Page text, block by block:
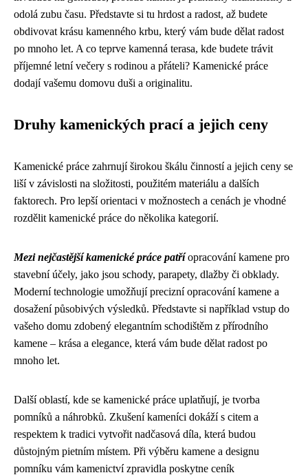
odolá zubu času. Představte si tu hrdost a radost, až budete
obdivovat krásu kamenného krbu, který vám bude dělat radost
po mnoho let. A co teprve kamenná terasa, kde budete trávit
příjemné letní večery s rodinou a přáteli? Kamenické práce
dodají vašemu domovu duši a originalitu.
Druhy kamenických prací a jejich ceny
Kamenické práce zahrnují širokou škálu činností a jejich ceny se
liší v závislosti na složitosti, použitém materiálu a dalších
faktorech. Pro lepší orientaci v možnostech a cenách je vhodné
rozdělit kamenické práce do několika kategorií.
Mezi nejčastější kamenické práce patříopracování kamene pro
stavební účely, jako jsou schody, parapety, dlažby či obklady.
Moderní technologie umožňují precizní opracování kamene a
dosažení působivých výsledků. Představte si například vstup do
vašeho domu zdobený elegantním schodištěm z přírodního
kamene – krása a elegance, která vám bude dělat radost po
mnoho let.
Další oblastí, kde se kamenické práce uplatňují, je tvorba
pomníků a náhrobků. Zkušení kameníci dokáží s citem a
respektem k tradici vytvořit nadčasová díla, která budou
důstojným pietním místem. Při výběru kamene a designu
pomníku vám kamenictví zpravidla poskytne ceník